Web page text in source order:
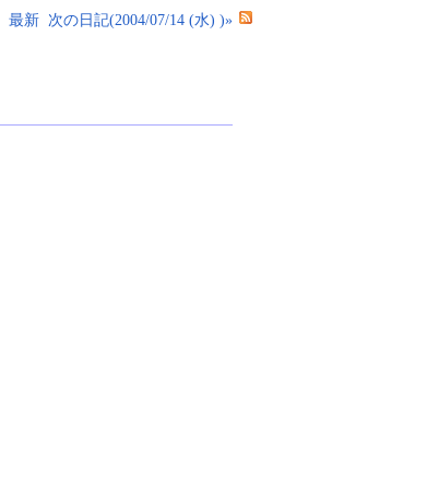
最新 次の日記(2004/07/14 (水) )»